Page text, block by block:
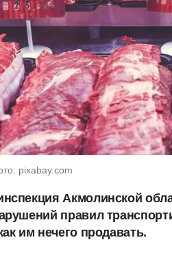
pixabay.com
Акмолинской
правил
им нечего продавать.